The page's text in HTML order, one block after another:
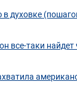
духовке
все-таки найдет